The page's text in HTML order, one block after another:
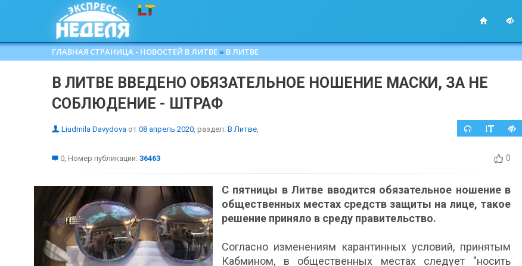
ГЛАВНАЯ СТРАНИЦА - НОВОСТЕЙ В ЛИТВЕ » В ЛИТВЕ
В ЛИТВЕ ВВЕДЕНО ОБЯЗАТЕЛЬНОЕ НОШЕНИЕ МАСКИ, ЗА НЕ
СОБЛЮДЕНИЕ - ШТРАФ
Liudmila Davydova от 08 апрель 2020, раздел: В Литве,
0, Номер публикации: 36463 0
С пятницы в Литве вводится обязательное ношение в
общественных местах средств защиты на лице, такое
решение приняло в среду правительство.
Согласно изменениям карантинных условий, принятым
Кабмином, в общественных местах следует "носить